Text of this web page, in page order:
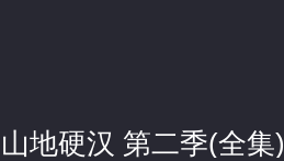
山地硬汉 第二季(全集)